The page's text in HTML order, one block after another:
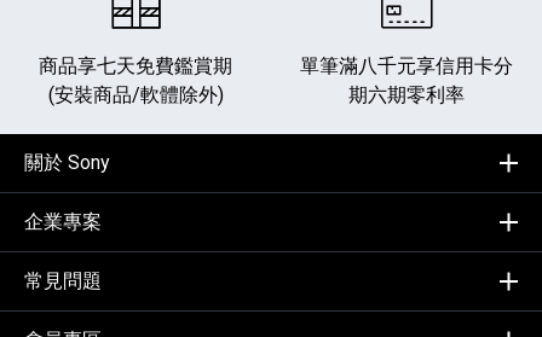
商品享七天免費鑑賞期
(安裝商品/軟體除外)
單筆滿八千元享信用卡分
期六期零利率
關於 Sony
企業專案
常見問題